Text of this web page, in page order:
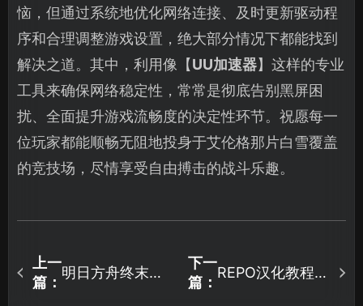
恼，但通过系统地优化网络连接、及时更新驱动程
序和合理调整游戏设置，绝大部分情况下都能找到
解决之道。其中，利用像【UU加速器】这样的专业
工具来确保网络稳定性，常常是彻底告别黑屏困
扰、全面提升游戏流畅度的决定性环节。祝愿每一
位玩家都能顺畅无阻地投身于艾伦格那片白雪覆盖
的竞技场，尽情享受自由搏击的战斗乐趣。
上一
篇：
明日方舟终末地
下一
篇：
REPO汉化教程与